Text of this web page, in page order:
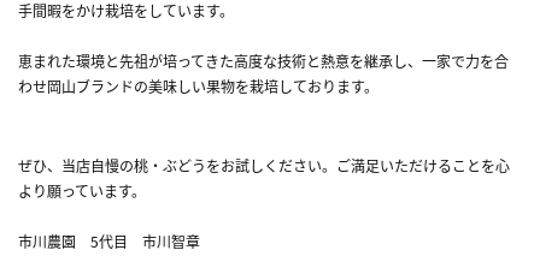
手間暇をかけ栽培をしています。
恵まれた環境と先祖が培ってきた高度な技術と熱意を継承し、一家で力を合
わせ岡山ブランドの美味しい果物を栽培しております。
ぜひ、当店自慢の桃・ぶどうをお試しください。ご満足いただけることを心
より願っています。
市川農園 5代目 市川智章